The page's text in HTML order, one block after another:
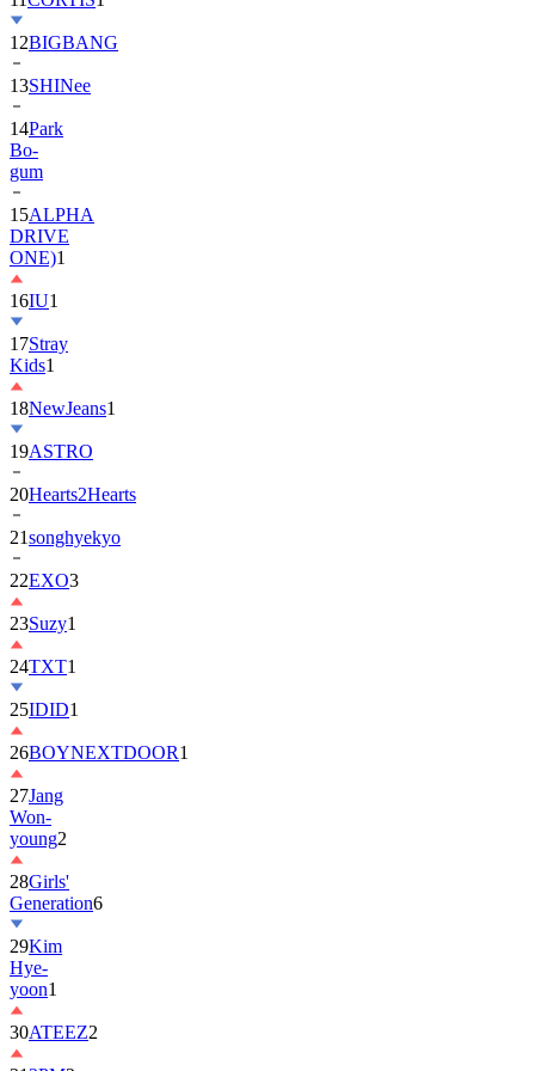
12BIGBANG
13SHINee
14Park
Bo-
gum
15ALPHA
DRIVE
ONE)1
16IU1
17Stray
Kids1
18NewJeans1
19ASTRO
20Hearts2Hearts
21songhyekyo
22EXO3
23Suzy1
24TXT1
25IDID1
26BOYNEXTDOOR1
27Jang
Won-
young2
28Girls'
Generation6
29Kim
Hye-
yoon1
30ATEEZ2